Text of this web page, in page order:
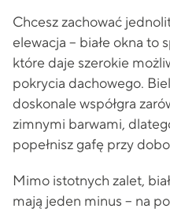
Chcesz zachować
elewacja – białe okna to
które daje szerokie
pokrycia dachowego.
doskonale współgra
zimnymi barwami,
popełnisz gafę przy
Mimo istotnych zalet,
mają jeden minus – na